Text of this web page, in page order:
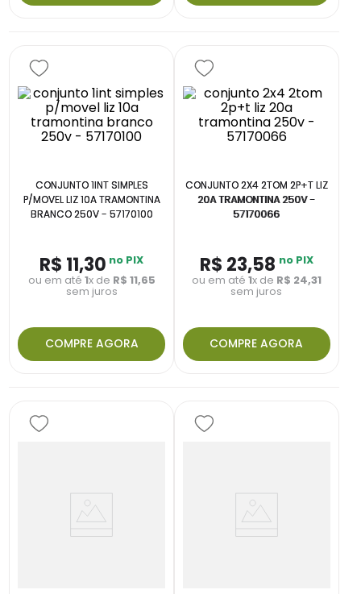
CONJUNTO 1INT SIMPLES
P/MOVEL LIZ 10A TRAMONTINA
BRANCO 250V - 57170100
R$ 11,30 no PIX
ou em até 1x de R$ 11,65
sem juros
COMPRE AGORA
CONJUNTO 2X4 2TOM 2P+T LIZ
20A TRAMONTINA 250V -
57170066
R$ 23,58 no PIX
ou em até 1x de R$ 24,31
sem juros
COMPRE AGORA